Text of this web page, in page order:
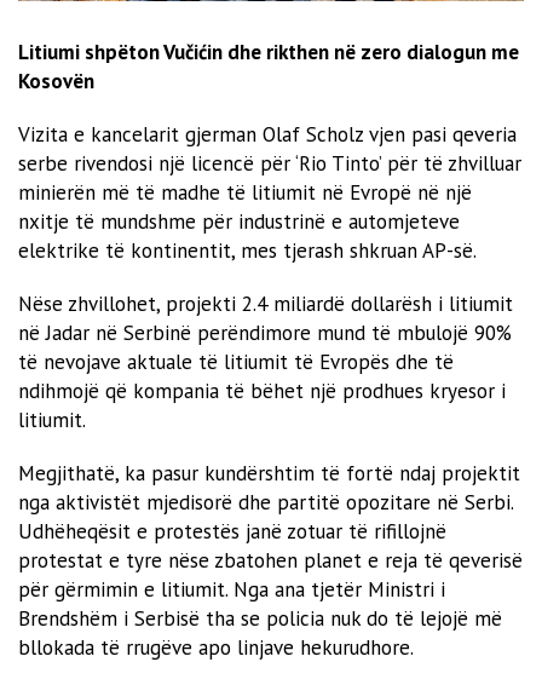
Litiumi shpëton Vučićin dhe rikthen në zero dialogun me
Kosovën
Vizita e kancelarit gjerman Olaf Scholz vjen pasi qeveria
serbe rivendosi një licencë për ‘Rio Tinto’ për të zhvilluar
minierën më të madhe të litiumit në Evropë në një
nxitje të mundshme për industrinë e automjeteve
elektrike të kontinentit, mes tjerash shkruan AP-së.
Nëse zhvillohet, projekti 2.4 miliardë dollarësh i litiumit
në Jadar në Serbinë perëndimore mund të mbulojë 90%
të nevojave aktuale të litiumit të Evropës dhe të
ndihmojë që kompania të bëhet një prodhues kryesor i
litiumit.
Megjithatë, ka pasur kundërshtim të fortë ndaj projektit
nga aktivistët mjedisorë dhe partitë opozitare në Serbi.
Udhëheqësit e protestës janë zotuar të rifillojnë
protestat e tyre nëse zbatohen planet e reja të qeverisë
për gërmimin e litiumit. Nga ana tjetër Ministri i
Brendshëm i Serbisë tha se policia nuk do të lejojë më
bllokada të rrugëve apo linjave hekurudhore.